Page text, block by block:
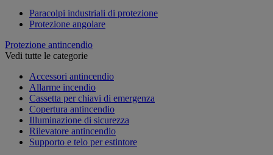
Paracolpi industriali di protezione
Protezione angolare
Protezione antincendio
Vedi tutte le categorie
Accessori antincendio
Allarme incendio
Cassetta per chiavi di emergenza
Copertura antincendio
Illuminazione di sicurezza
Rilevatore antincendio
Supporto e telo per estintore